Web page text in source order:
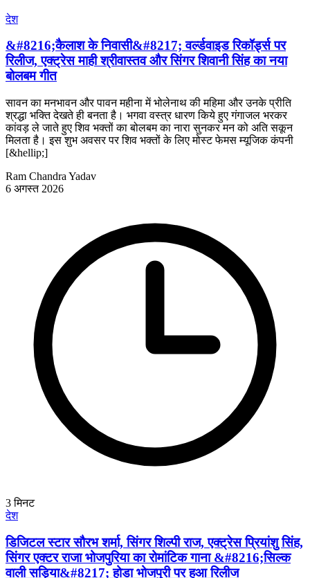
देश
&#8216;कैलाश के निवासी&#8217; वर्ल्डवाइड रिकॉर्ड्स पर
रिलीज, एक्ट्रेस माही श्रीवास्तव और सिंगर शिवानी सिंह का नया
बोलबम गीत
सावन का मनभावन और पावन महीना में भोलेनाथ की महिमा और उनके प्रीति
श्रद्धा भक्ति देखते ही बनता है। भगवा वस्त्र धारण किये हुए गंगाजल भरकर
कांवड़ ले जाते हुए शिव भक्तों का बोलबम का नारा सुनकर मन को अति सकून
मिलता है। इस शुभ अवसर पर शिव भक्तों के लिए मोस्ट फेमस म्यूजिक कंपनी
[&hellip;]
Ram Chandra Yadav
6 अगस्त 2026
3मिनट
देश
डिजिटल स्टार सौरभ शर्मा, सिंगर शिल्पी राज, एक्ट्रेस प्रियांशु सिंह,
सिंगर एक्टर राजा भोजपुरिया का रोमांटिक गाना &#8216;सिल्क
वाली सड़िया&#8217; होडा भोजपुरी पर हुआ रिलीज